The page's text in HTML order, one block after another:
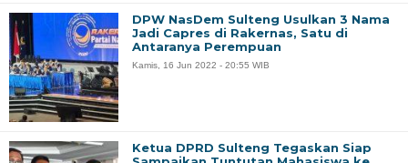
DPW NasDem Sulteng Usulkan 3 Nama
Jadi Capres di Rakernas, Satu di
Antaranya Perempuan
Kamis, 16 Jun 2022 - 20:55 WIB
Ketua DPRD Sulteng Tegaskan Siap